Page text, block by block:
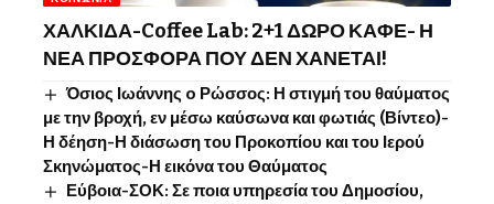
ΧΑΛΚΙΔΑ-Coffee Lab: 2+1 ΔΩΡΟ ΚΑΦΕ- Η
ΝΕΑ ΠΡΟΣΦΟΡΑ ΠΟΥ ΔΕΝ ΧΑΝΕΤΑΙ!
Όσιος Ιωάννης o Ρώσσος: Η στιγμή του θαύματος
με την βροχή, εν μέσω καύσωνα και φωτιάς (Βίντεο)-
Η δέηση-Η διάσωση του Προκοπίου και του Ιερού
Σκηνώματος-Η εικόνα του Θαύματος
Εύβοια-ΣΟΚ: Σε ποια υπηρεσία του Δημοσίου,